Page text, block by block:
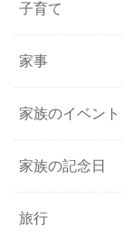
子育て
家事
家族のイベント
家族の記念日
旅行